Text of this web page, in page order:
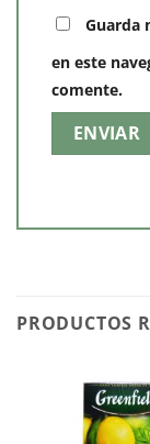
Guarda
en este
comente.
PRODUCTOS